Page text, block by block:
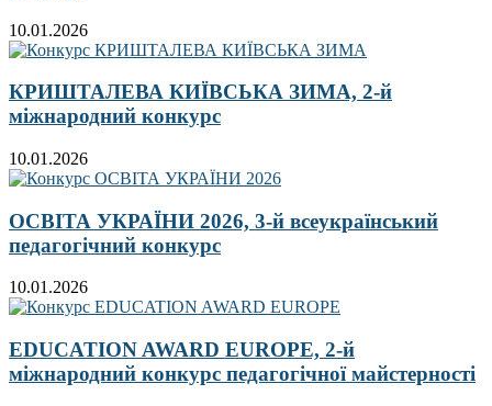
10.01.2026
КРИШТАЛЕВА КИЇВСЬКА ЗИМА, 2-й
міжнародний конкурс
10.01.2026
ОСВІТА УКРАЇНИ 2026, 3-й всеукраїнський
педагогічний конкурс
10.01.2026
EDUCATION AWARD EUROPE, 2-й
міжнародний конкурс педагогічної майстерності